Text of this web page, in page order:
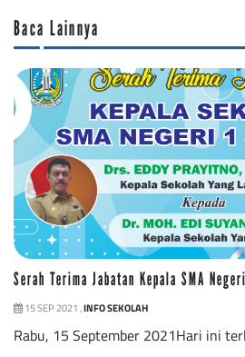
Baca Lainnya
Serah Terima Jabatan Kepala SMA
15 SEP 2021 ,INFO SEKOLAH
Rabu, 15 September 2021Hari ini